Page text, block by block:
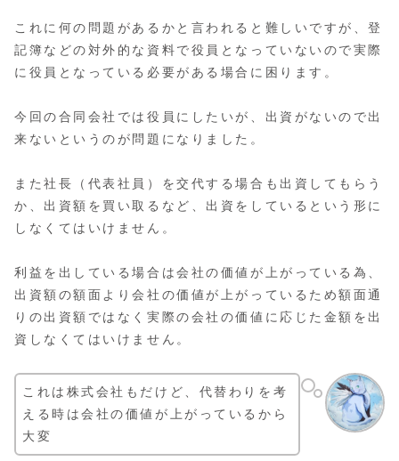
これに何の問題があるかと言われると難しいですが、登
記簿などの対外的な資料で役員となっていないので実際
に役員となっている必要がある場合に困ります。
今回の合同会社では役員にしたいが、出資がないので出
来ないというのが問題になりました。
また社長（代表社員）を交代する場合も出資してもらう
か、出資額を買い取るなど、出資をしているという形に
しなくてはいけません。
利益を出している場合は会社の価値が上がっている為、
出資額の額面より会社の価値が上がっているため額面通
りの出資額ではなく実際の会社の価値に応じた金額を出
資しなくてはいけません。
これは株式会社もだけど、代替わりを考
える時は会社の価値が上がっているから
大変